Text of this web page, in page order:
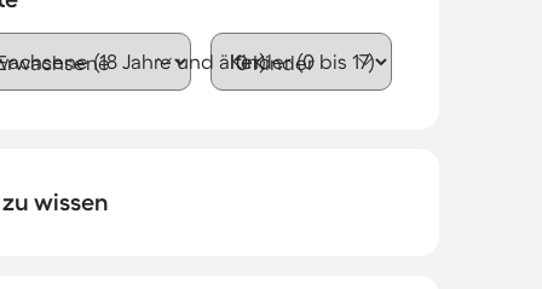
(18 Jahre und älter)Kinder (0 bis 17)
wissen